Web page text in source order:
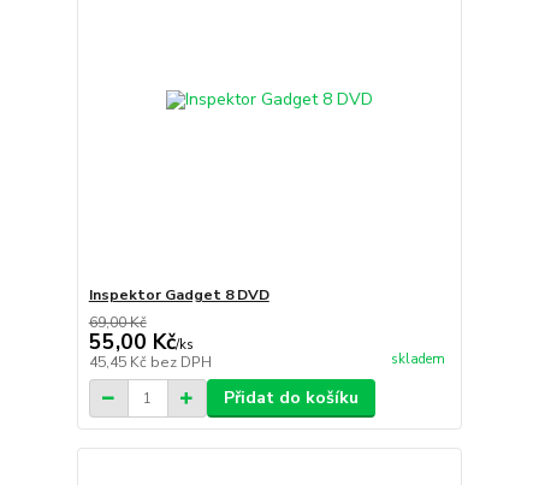
Inspektor Gadget 8 DVD
69,00 Kč
55,00 Kč/ks
45,45 Kč bez DPH skladem
Přidat do košíku